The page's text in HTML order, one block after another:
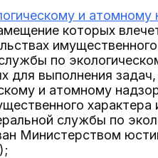
и атомному
которых
по
для выполнения
и атомному
характера
службы по
Министерством